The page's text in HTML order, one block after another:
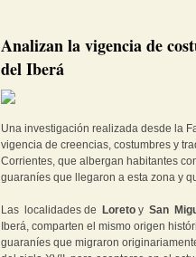
Analizan la vigencia de
del Iberá
Una investigación realizada desde la
vigencia de creencias, costumbres y
Corrientes, que albergan habitantes
guaraníes que llegaron a esta zona y
Las localidades de Loreto y San
Iberá, comparten el mismo origen
guaraníes que migraron